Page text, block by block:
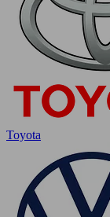
Toyota